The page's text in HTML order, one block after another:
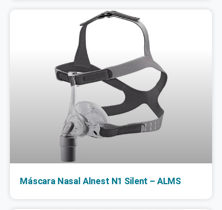
Máscara Nasal Alnest N1 Silent – ALMS